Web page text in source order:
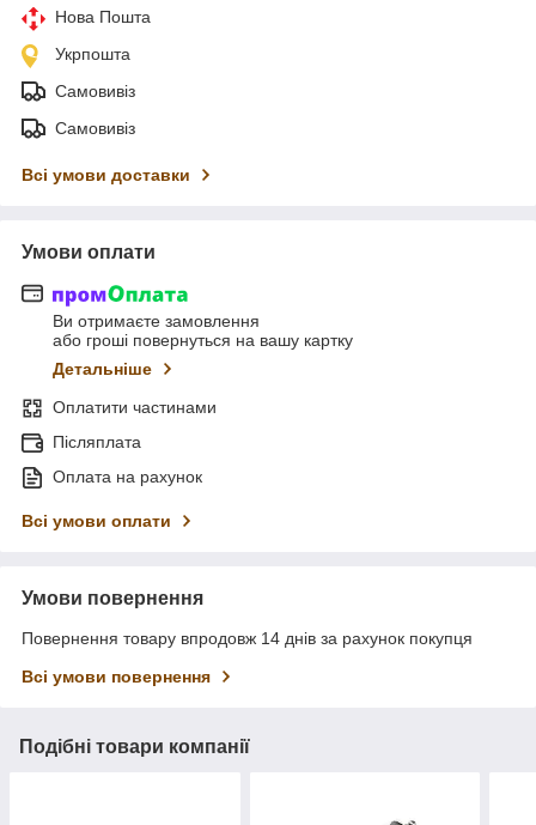
Нова Пошта
Укрпошта
Самовивіз
Самовивіз
Всі умови доставки
Умови оплати
Ви отримаєте замовлення
або гроші повернуться на вашу картку
Детальніше
Оплатити частинами
Післяплата
Оплата на рахунок
Всі умови оплати
Умови повернення
Повернення товару впродовж 14 днів за рахунок покупця
Всі умови повернення
Подібні товари компанії